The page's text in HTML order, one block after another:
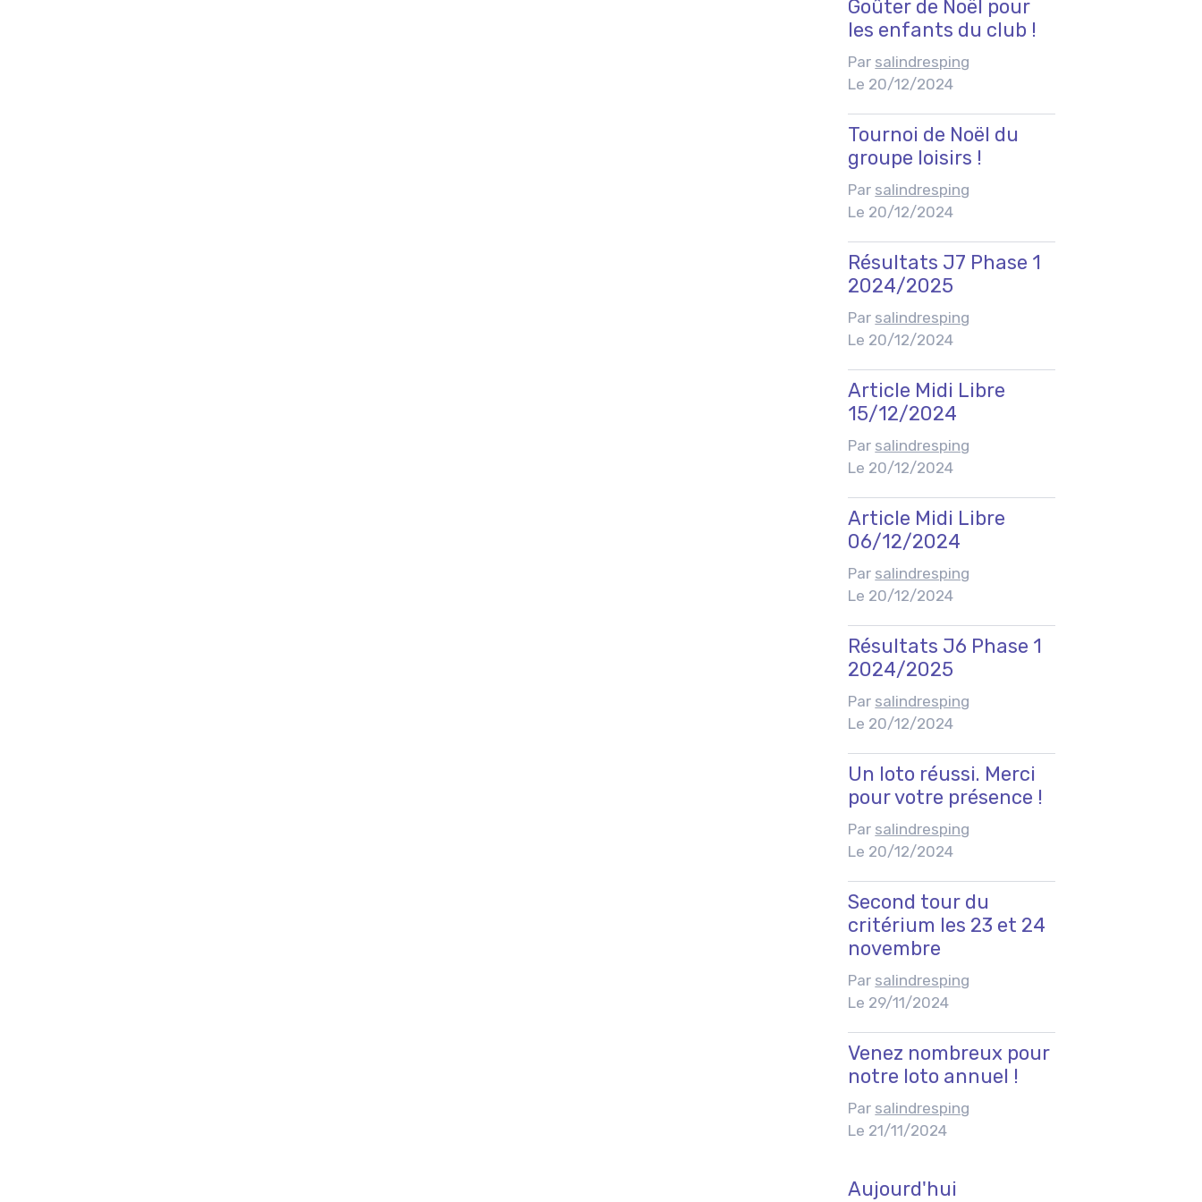
Goûter de Noël pour
les enfants du club !
Par salindresping
Le 20/12/2024
Tournoi de Noël du
groupe loisirs !
Par salindresping
Le 20/12/2024
Résultats J7 Phase 1
2024/2025
Par salindresping
Le 20/12/2024
Article Midi Libre
15/12/2024
Par salindresping
Le 20/12/2024
Article Midi Libre
06/12/2024
Par salindresping
Le 20/12/2024
Résultats J6 Phase 1
2024/2025
Par salindresping
Le 20/12/2024
Un loto réussi. Merci
pour votre présence !
Par salindresping
Le 20/12/2024
Second tour du
critérium les 23 et 24
novembre
Par salindresping
Le 29/11/2024
Venez nombreux pour
notre loto annuel !
Par salindresping
Le 21/11/2024
Aujourd'hui